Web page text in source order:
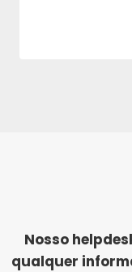
Nosso
qualquer